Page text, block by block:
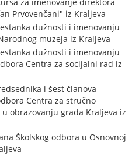
Prvovenčani" iz Kraljeva
dužnosti i imenovanju
muzeja iz Kraljeva
dužnosti i imenovanju
Centra za socijalni rad iz
i šest članova
Centra za stručno
obrazovanju grada Kraljeva iz
Školskog odbora u Osnovnoj